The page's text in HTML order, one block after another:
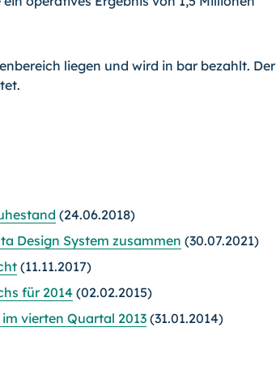
liegen und wird in bar be­zahlt. Der
(24.06.2018)
Design System zusammen (30.07.2021)
(11.11.2017)
für 2014 (02.02.2015)
vierten Quartal 2013 (31.01.2014)